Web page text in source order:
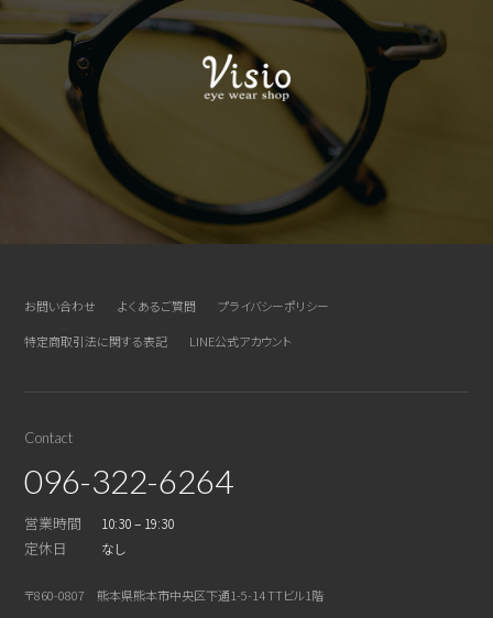
お問い合わせ よくあるご質問
プライバシーポリシー
特定商取引法に関する表記
LINE公式アカウント
Contact
096-322-6264
営業時間 10:30 – 19:30
定休日 なし
〒860-0807 熊本県熊本市中央区下通1-5-14 TTビル1階